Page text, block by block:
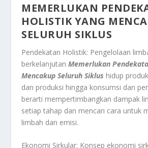
MEMERLUKAN
HOLISTIK YANG
SELURUH SIKLUS
Pendekatan Holistik: Pengelolaan
berkelanjutanMemerlukan
Mencakup Seluruh Siklus hidup
dan produksi hingga konsumsi dan
berarti mempertimbangkan dampak
setiap tahap dan mencari cara untuk
limbah dan emisi.
Ekonomi Sirkular: Konsep ekonomi